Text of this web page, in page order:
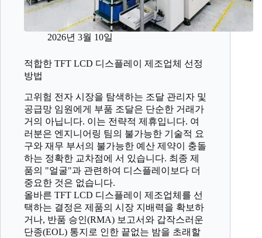
2026년 3월 10일
적합한 TFT LCD 디스플레이 제조업체 선정
방법
고위험 전자 시장을 탐색하는 조달 관리자 및
공급망 임원에게 부품 조달은 단순한 거래가
거의 아닙니다. 이는 전략적 제휴입니다. 여
러분은 엔지니어링 팀의 불가능한 기술적 요
구와 재무 부서의 불가능한 예산 제약이 충돌
하는 정확한 교차점에 서 있습니다. 최종 제
품의 "얼굴"과 관련하여 디스플레이보다 더
중요한 것은 없습니다.
올바른 TFT LCD 디스플레이 제조업체를 선
택하는 결정은 제품의 시장 지배력을 확보하
거나, 반품 승인(RMA) 보고서와 갑작스러운
단종(EOL) 통지로 인한 끝없는 밤을 초래할